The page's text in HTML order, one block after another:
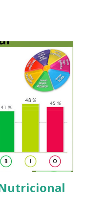
ambiente es el que
La epigenética
se activan o
La influencia de la
y los agentes
con
enorme poder:
entorn...